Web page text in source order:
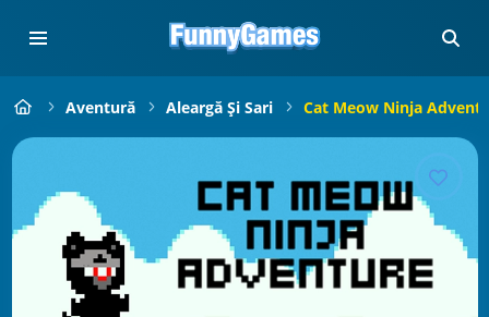
Aventură Aleargă Și Sari Cat Meow Ninja